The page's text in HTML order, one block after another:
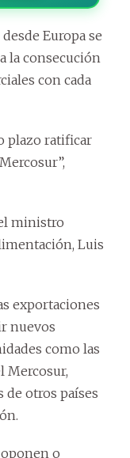
Europa se
la consecución
con cada
plazo ratificar
ministro
Luis
exportaciones
nuevos
como las
Mercosur,
de otros países
o